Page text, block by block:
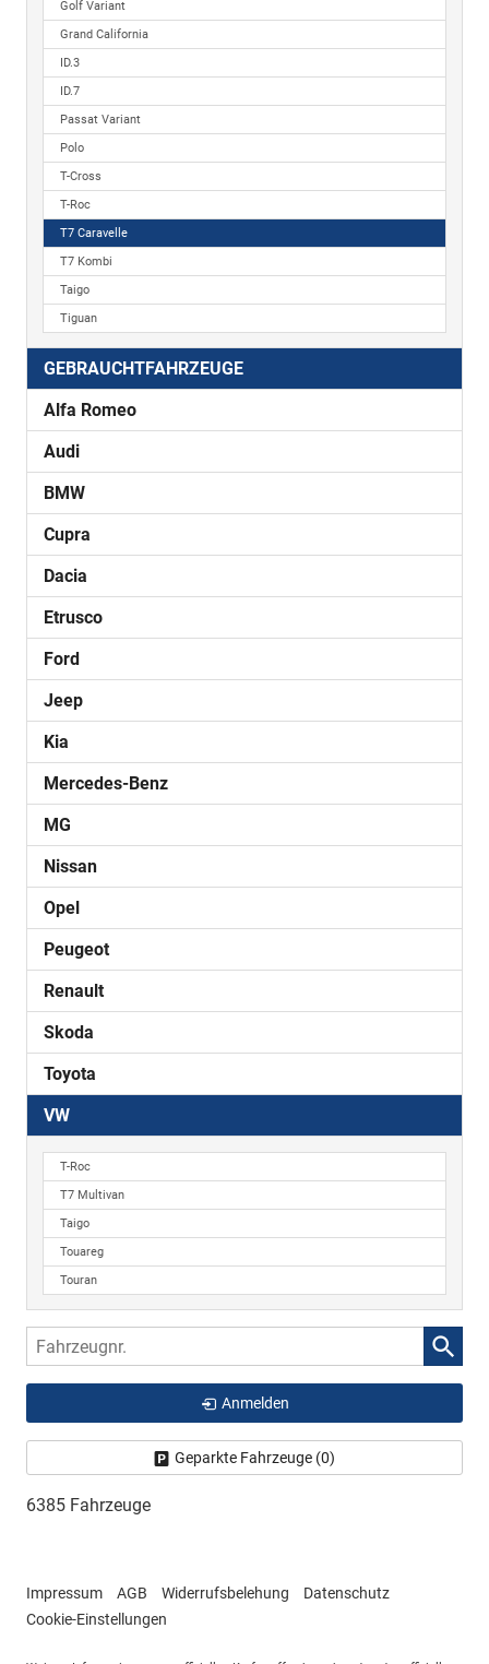
Golf Variant
Grand California
ID.3
ID.7
Passat Variant
Polo
T-Cross
T-Roc
T7 Caravelle
T7 Kombi
Taigo
Tiguan
GEBRAUCHTFAHRZEUGE
Alfa Romeo
Audi
BMW
Cupra
Dacia
Etrusco
Ford
Jeep
Kia
Mercedes-Benz
MG
Nissan
Opel
Peugeot
Renault
Skoda
Toyota
VW
T-Roc
T7 Multivan
Taigo
Touareg
Touran
Fahrzeugnr.
Anmelden
Geparkte Fahrzeuge (0)
6385 Fahrzeuge
Impressum AGB Widerrufsbelehung
Datenschutz
Cookie-Einstellungen